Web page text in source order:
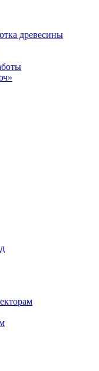
древесины